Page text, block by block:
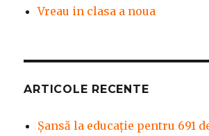
Vreau in clasa a noua
ARTICOLE RECENTE
Șansă la educație pentru 691